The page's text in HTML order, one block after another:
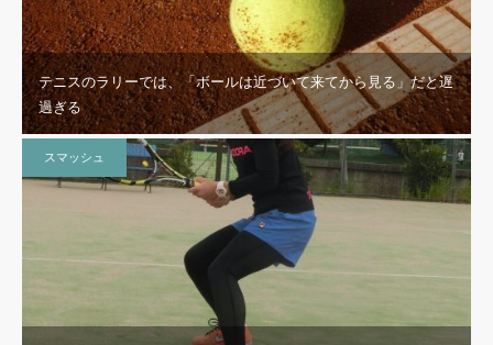
テニスのラリーでは、「ボールは近づいて来てから見る」だと遅
過ぎる
その他
「テニス雑誌の技術情報を鵜呑みに」していては、いつまで経っ
てもアナタ自身成長しな…
スマッシュ